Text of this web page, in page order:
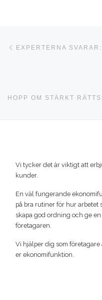
Vi tycker det är viktigt att
kunder.
En väl fungerande
på bra rutiner för hur arbetet
skapa god ordning och ge
företagaren.
Vi hjälper dig som
er ekonomifunktion.